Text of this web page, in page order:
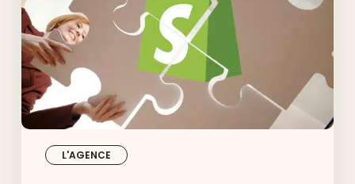
L'AGENCE
Shopify
certifié
pour
votre
boutique
e-
commerce
?